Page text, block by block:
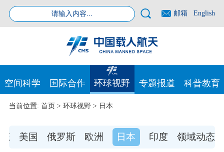
邮箱 English
空间科学 国际合作 环球视野 专题报道 科普教育
美国 俄罗斯 欧洲 日本 印度 领域动态
当前位置: 首页> 环球视野> 日本